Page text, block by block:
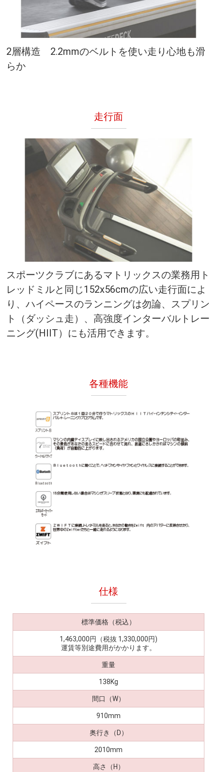
2層構造 2.2mmのベルトを使い走り心地も滑
らか
走行面
スポーツクラブにあるマトリックスの業務用ト
レッドミルと同じ152x56cmの広い走行面によ
り、ハイペースのランニングは勿論、スプリン
ト（ダッシュ走）、高強度インターバルトレー
ニング(HIIT）にも活用できます。
各種機能
仕様
標準価格（税込）
1,463,000円（税抜 1,330,000円)
運賃等別途費用がかかります。
重量
138Kg
間口（W）
910mm
奥行き（D）
2010mm
高さ（H）